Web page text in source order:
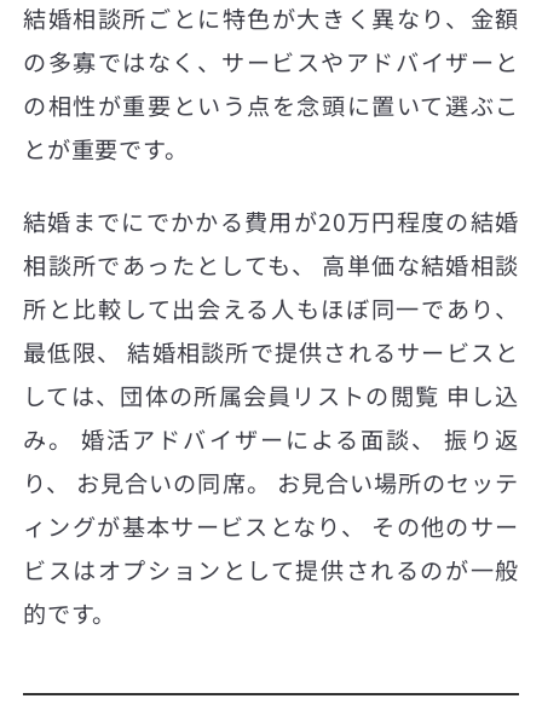
結婚相談所ごとに特色が大きく異なり、金額
の多寡ではなく、サービスやアドバイザーと
の相性が重要という点を念頭に置いて選ぶこ
とが重要です。
結婚までにでかかる費用が20万円程度の結婚
相談所であったとしても、 高単価な結婚相談
所と比較して出会える人もほぼ同一であり、
最低限、 結婚相談所で提供されるサービスと
しては、団体の所属会員リストの閲覧 申し込
み。 婚活アドバイザーによる面談、 振り返
り、 お見合いの同席。 お見合い場所のセッテ
ィングが基本サービスとなり、 その他のサー
ビスはオプションとして提供されるのが一般
的です。